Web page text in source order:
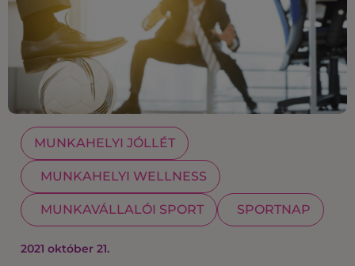
MUNKAHELYI JÓLLÉT
MUNKAHELYI WELLNESS
MUNKAVÁLLALÓI SPORT SPORTNAP
2021 október 21.